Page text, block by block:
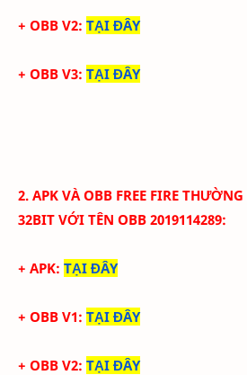
+ OBB V2: TẠI ĐÂY
+ OBB V3: TẠI ĐÂY
2. APK VÀOBB FREE FIRE THƯỜNG
32BIT VỚI TÊN OBB 2019114289:
+ APK: TẠI ĐÂY
+ OBB V1: TẠI ĐÂY
+ OBB V2: TẠI ĐÂY